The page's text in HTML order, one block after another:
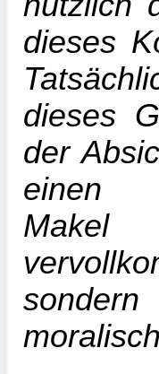
dieses
dieses
der
einen